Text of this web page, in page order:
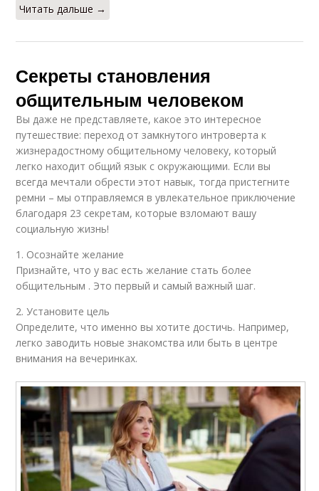
Читать дальше →
Секреты становления
общительным человеком
Вы даже не представляете, какое это интересное
путешествие: переход от замкнутого интроверта к
жизнерадостному общительному человеку, который
легко находит общий язык с окружающими. Если вы
всегда мечтали обрести этот навык, тогда пристегните
ремни – мы отправляемся в увлекательное приключение
благодаря 23 секретам, которые взломают вашу
социальную жизнь!
1. Осознайте желание
Признайте, что у вас есть желание стать более
общительным . Это первый и самый важный шаг.
2. Установите цель
Определите, что именно вы хотите достичь. Например,
легко заводить новые знакомства или быть в центре
внимания на вечеринках.